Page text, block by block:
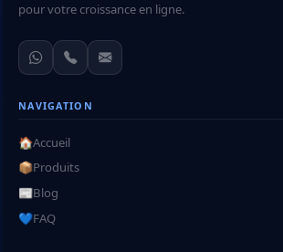
pour votre croissance en ligne.
NAVIGATION
🏠Accueil
📦Produits
📰Blog
💙FAQ